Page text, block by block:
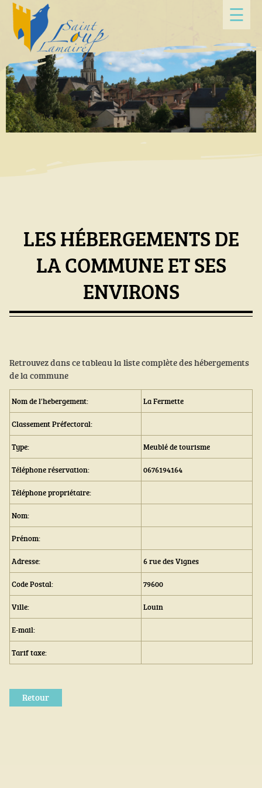
Panneau de gestion des cookies ☰
LES HÉBERGEMENTS DE
LA COMMUNE ET SES
ENVIRONS
Retrouvez dans ce tableau la liste complète des hébergements
de la commune
Nom de l'hebergement: La Fermette
Classement Préfectoral:
Type: Meublé de tourisme
Téléphone réservation: 0676194164
Téléphone propriétaire:
Nom:
Prénom:
Adresse: 6 rue des Vignes
Code Postal: 79600
Ville: Louin
E-mail:
Tarif taxe:
Retour